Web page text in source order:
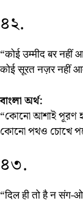
৪২.
“कोई उम्मीद बर नहीं
कोई सूरत नज़र नहीं
বাংলা অর্থ:
“কোনো আশাই পূরণ
কোনো পথও চোখে
৪৩.
“दिल ही तो है न संग-